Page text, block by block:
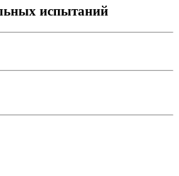
испытаний